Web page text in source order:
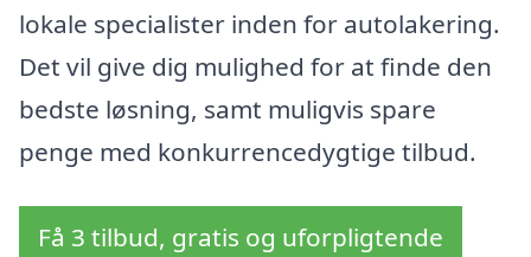
lokale specialister inden for autolakering.
Det vil give dig mulighed for at finde den
bedste løsning, samt muligvis spare
penge med konkurrencedygtige tilbud.
Få 3 tilbud, gratis og uforpligtende